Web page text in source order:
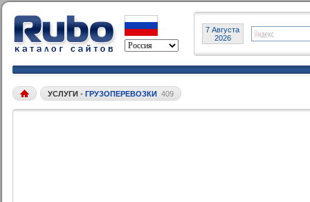
7 Августа
2026
УСЛУГИ • ГРУЗОПЕРЕВОЗКИ 409